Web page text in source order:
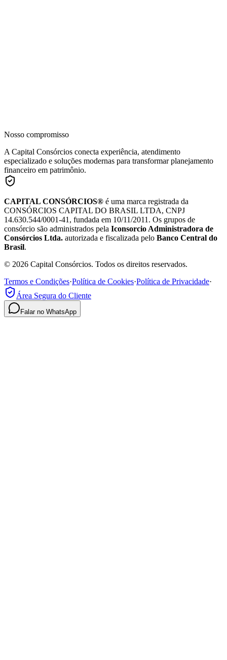
Nosso compromisso
A Capital Consórcios conecta experiência, atendimento
especializado e soluções modernas para transformar planejamento
financeiro em patrimônio.
CAPITAL CONSÓRCIOS® é uma marca registrada da
CONSÓRCIOS CAPITAL DO BRASIL LTDA, CNPJ
14.630.544/0001-41, fundada em 10/11/2011. Os grupos de
consórcio são administrados pela Iconsorcio Administradora de
Consórcios Ltda. autorizada e fiscalizada pelo Banco Central do
Brasil.
© 2026 Capital Consórcios. Todos os direitos reservados.
Termos e Condições·Política de Cookies·Política de Privacidade·
Área Segura do Cliente
Falar no WhatsApp